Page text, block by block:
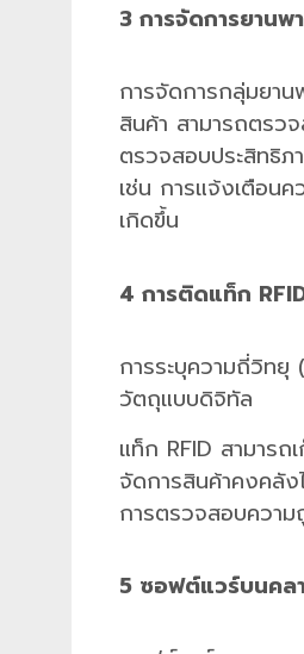
3 การจัดการยานพ
การจัดการกลุ่มยาน
สินค้า สามารถตรว
ตรวจสอบประสิทธิ
เช่น การแจ้งเตือน
เกิดขึ้น
4 การติดแท็ก
การระบุความถี่วิทยุ
วัตถุแบบดิจิทัล
แท็ก RFID สามารถ
จัดการสินค้าคงคลัง
การตรวจสอบควา
5 ซอฟต์แวร์บนคล